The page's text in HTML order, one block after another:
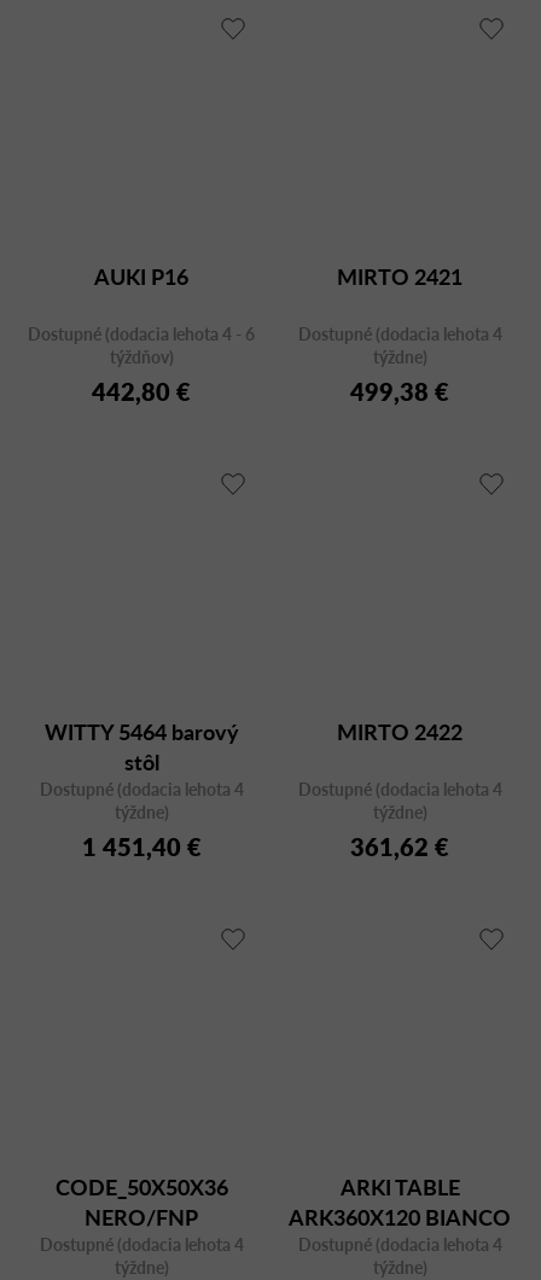
AUKI P16
Dostupné (dodacia lehota 4 - 6
týždňov)
442,80 €
MIRTO 2421
Dostupné (dodacia lehota 4
týždne)
499,38 €
WITTY 5464 barový
stôl
Dostupné (dodacia lehota 4
týždne)
1 451,40 €
MIRTO 2422
Dostupné (dodacia lehota 4
týždne)
361,62 €
CODE_50X50X36
NERO/FNP
Dostupné (dodacia lehota 4
týždne)
ARKI TABLE
ARK360X120 BIANCO
CFCBI
Dostupné (dodacia lehota 4
týždne)